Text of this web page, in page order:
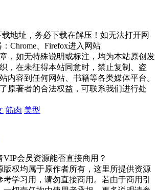
地址，务必下载在解压！如无法打开网
Chrome、Firefox进入网站
，如无特殊说明或标注，均为本站原创发
，在未征得本站同意时，禁止复制、盗
内容到任何网站、书籍等各类媒体平台。
原著者的合法权益，可联系我们进行处
筋肉 美型
VIP会员资源能否直接商用？
版权均属于原作者所有，这里所提供资源
考学习用，请勿直接商用。若由于商用引